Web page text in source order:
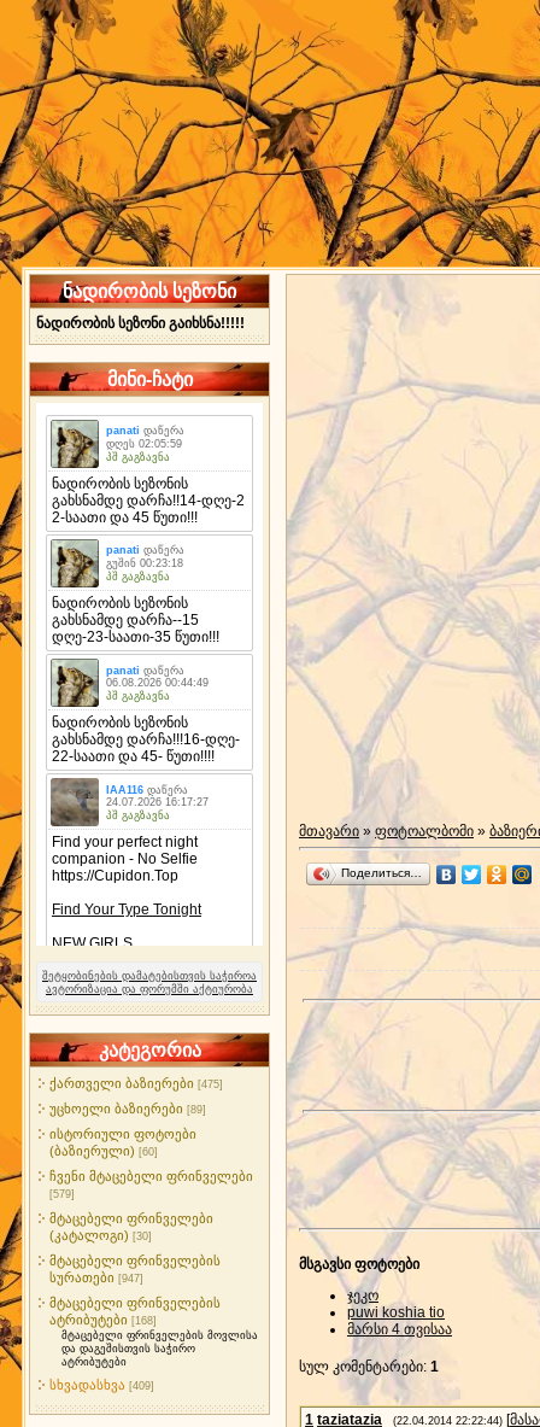
ნადირობის სეზონი
ნადირობის სეზონი გაიხსნა!!!!!
მინი-ჩატი
შეტყობინების დამატებისთვის საჭიროა
ავტორიზაცია და ფორუმში აქტიურობა
კატეგორია
ქართველი ბაზიერები [475]
უცხოელი ბაზიერები [89]
ისტორიული ფოტოები
(ბაზიერული) [60]
ჩვენი მტაცებელი ფრინველები
[579]
მტაცებელი ფრინველები
(კატალოგი) [30]
მტაცებელი ფრინველების
სურათები [947]
მტაცებელი ფრინველების
ატრიბუტები [168]
მტაცებელი ფრინველების მოვლისა
და დაგეშისთვის საჭირო
ატრიბუტები
სხვადასხვა [409]
მთავარი » ფოტოალბომი »
Поделиться…
მსგავსი ფოტოები
ჯეკო
puwi koshia tio
მარსი 4 თვისაა
სულ კომენტარები: 1
1 taziatazia (22.04.2014 22:22:44) [